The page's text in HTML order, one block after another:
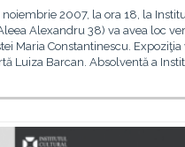
2007, la ora 18, la
Alexandru 38) va avea loc
Maria Constantinescu.
Luiza Barcan. Absolventă a